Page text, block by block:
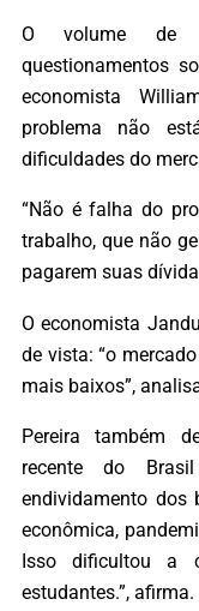
O volume de
questionamentos
economista
problema não
dificuldades do
“Não é falha do
trabalho, que não
pagarem suas
O economista
de vista: “o
mais baixos”,
Pereira também
recente do
endividamento dos
econômica,
Isso dificultou a
estudantes.”, afirma.